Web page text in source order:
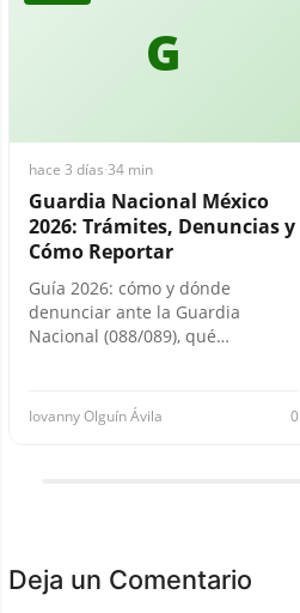
G
hace 3 días·34 min
Guardia Nacional México
2026: Trámites, Denuncias y
Cómo Reportar
Guía 2026: cómo y dónde
denunciar ante la Guardia
Nacional (088/089), qué…
Iovanny Olguín Ávila 0
Deja un Comentario